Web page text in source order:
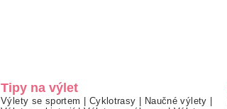
Tipy na výlet
Výlety se sportem | Cyklotrasy | Naučné výlety |